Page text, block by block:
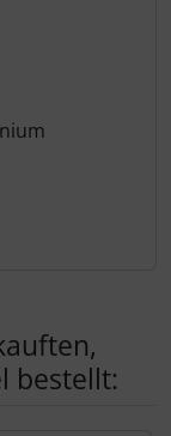
bestellt: